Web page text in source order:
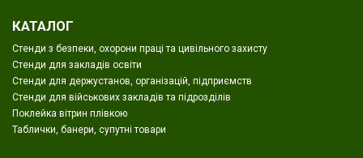
КАТАЛОГ
Стенди з безпеки, охорони праці та цивільного захисту
Стенди для закладів освіти
Стенди для держустанов, організацій, підприємств
Стенди для військових закладів та підрозділів
Поклейка вітрин плівкою
Таблички, банери, супутні товари